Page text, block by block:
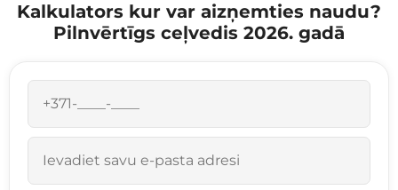
Kalkulators kur var aizņemties naudu?
Pilnvērtīgs ceļvedis 2026. gadā